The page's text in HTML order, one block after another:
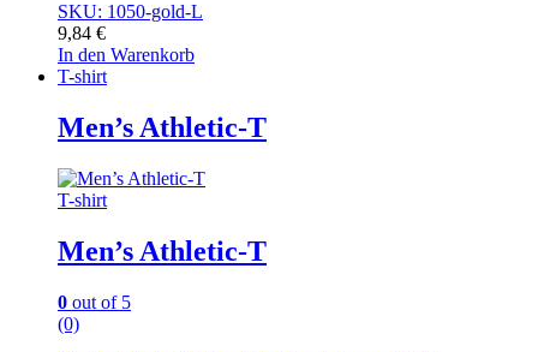
SKU: 1050-gold-L
9,84 €
In den Warenkorb
T-shirt
Men’s Athletic-T
T-shirt
Men’s Athletic-T
0 out of 5
(0)